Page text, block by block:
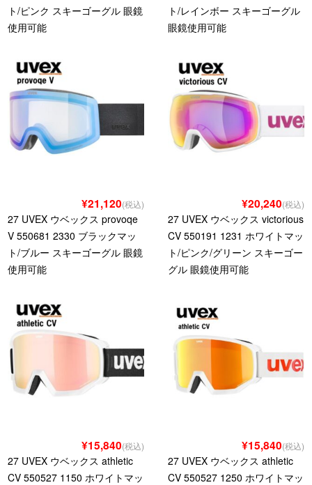
ト/ピンク スキーゴーグル 眼鏡
使用可能
ト/レインボー スキーゴーグル
眼鏡使用可能
¥21,120(税込)
27 UVEX ウベックス provoqe
V 550681 2330 ブラックマッ
ト/ブルー スキーゴーグル 眼鏡
使用可能
¥20,240(税込)
27 UVEX ウベックス victorious
CV 550191 1231 ホワイトマッ
ト/ピンク/グリーン スキーゴー
グル 眼鏡使用可能
¥15,840(税込)
27 UVEX ウベックス athletic
CV 550527 1150 ホワイトマッ
¥15,840(税込)
27 UVEX ウベックス athletic
CV 550527 1250 ホワイトマッ